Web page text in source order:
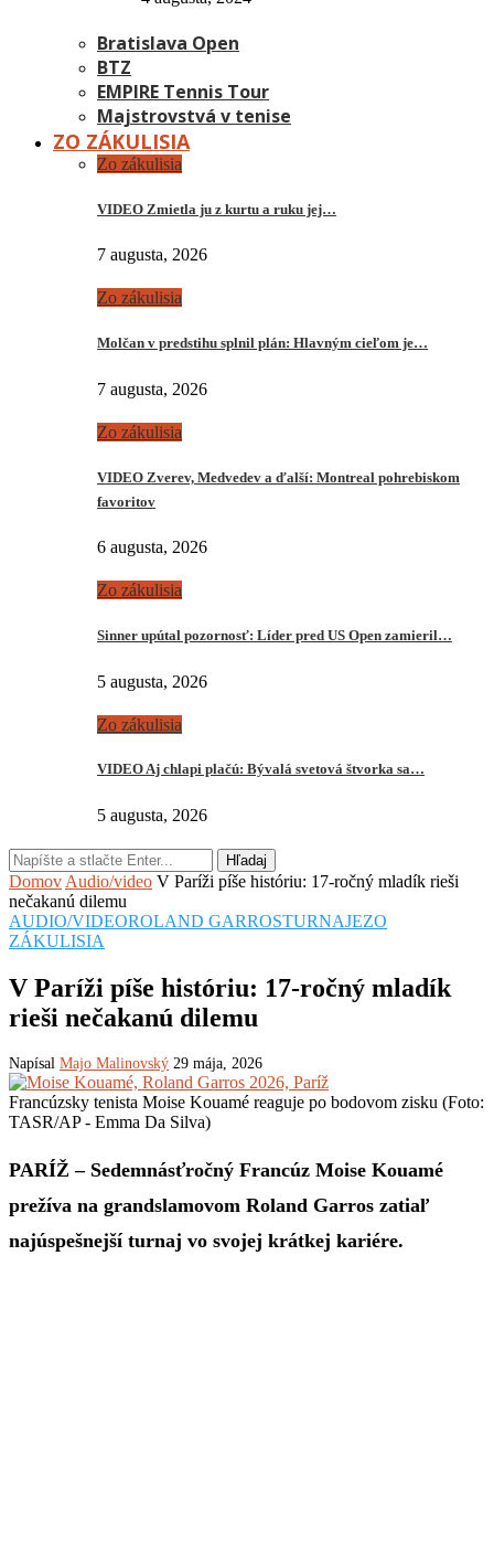
Bratislava Open
BTZ
EMPIRE Tennis Tour
Majstrovstvá v tenise
ZO ZÁKULISIA
Zo zákulisia
VIDEO Zmietla ju z kurtu a ruku jej…
7 augusta, 2026
Zo zákulisia
Molčan v predstihu splnil plán: Hlavným cieľom je…
7 augusta, 2026
Zo zákulisia
VIDEO Zverev, Medvedev a ďalší: Montreal pohrebiskom
favoritov
6 augusta, 2026
Zo zákulisia
Sinner upútal pozornosť: Líder pred US Open zamieril…
5 augusta, 2026
Zo zákulisia
VIDEO Aj chlapi plačú: Bývalá svetová štvorka sa…
5 augusta, 2026
Hľadaj
Domov Audio/video V Paríži píše históriu: 17-ročný mladík rieši
nečakanú dilemu
AUDIO/VIDEOROLAND GARROSTURNAJEZO
ZÁKULISIA
V Paríži píše históriu: 17-ročný mladík
rieši nečakanú dilemu
Napísal Majo Malinovský 29 mája, 2026
Francúzsky tenista Moise Kouamé reaguje po bodovom zisku (Foto:
TASR/AP - Emma Da Silva)
PARÍŽ – Sedemnásťročný Francúz Moise Kouamé
prežíva na grandslamovom Roland Garros zatiaľ
najúspešnejší turnaj vo svojej krátkej kariére.